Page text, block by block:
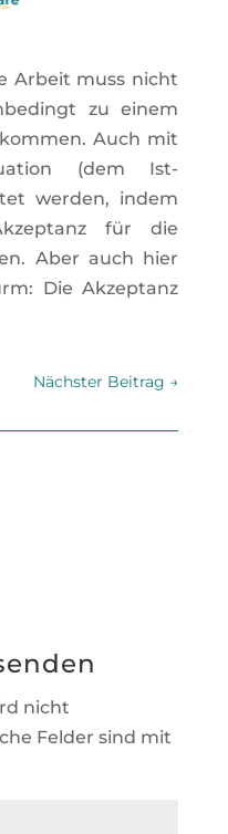
Arbeit muss nicht
zu einem
Auch mit
(dem Ist-
werden, indem
für die
Aber auch hier
Die Akzeptanz
Nächster Beitrag →
nicht
Felder sind mit